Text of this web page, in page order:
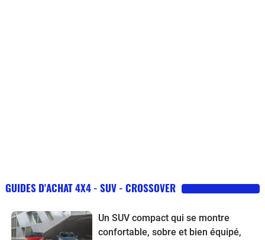
GUIDES D'ACHAT 4X4 - SUV - CROSSOVER
Un SUV compact qui se montre
confortable, sobre et bien équipé,